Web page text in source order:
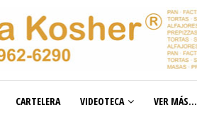
CARTELERA VIDEOTECA VER MÁS...